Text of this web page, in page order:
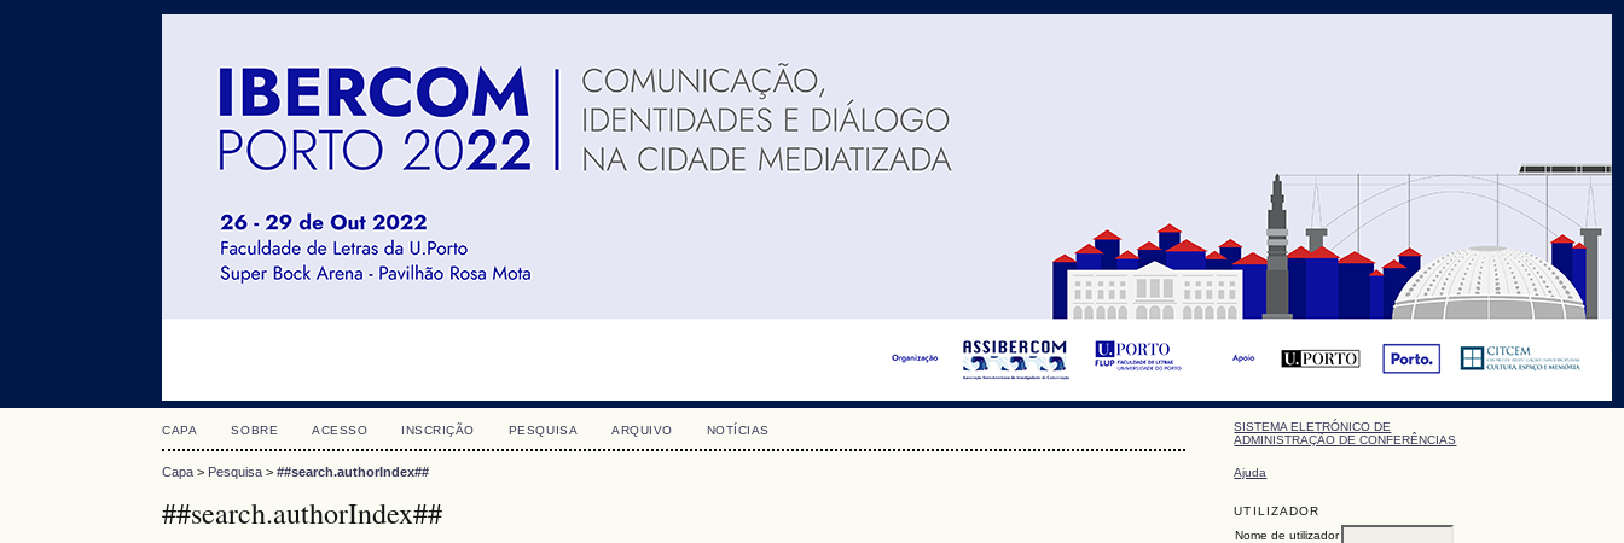
SISTEMA ELETRÓNICO DE
ADMINISTRAÇÃO DE CONFERÊNCIAS
Ajuda
UTILIZADOR
Nome de utilizador
CAPA SOBRE ACESSO INSCRIÇÃO PESQUISA ARQUIVO NOTÍCIAS
Capa > Pesquisa >##search.authorIndex##
##search.authorIndex##